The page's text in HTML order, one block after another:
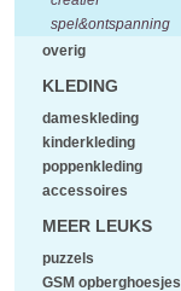
spel&ontspanning
overig
KLEDING
dameskleding
kinderkleding
poppenkleding
accessoires
MEER LEUKS
puzzels
GSM opberghoesjes